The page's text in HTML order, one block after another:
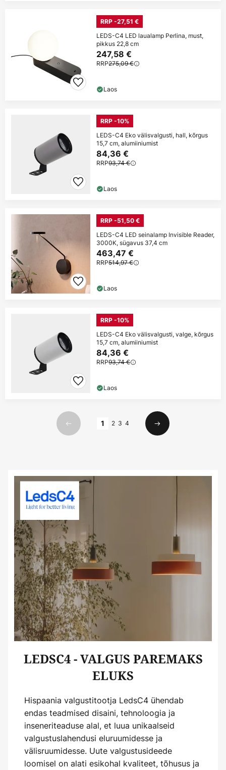
RRP -27,51 €
LEDS-C4 LED laualamp Perlina, must,
pikkus 22,8 cm
247,58 €
RRP275,09 €
Laos
RRP -10%
LEDS-C4 Eko välisvalgusti, hall, kõrgus
15,7 cm, alumiiniumist
84,36 €
RRP93,74 €
Laos
RRP -51,50 €
LEDS-C4 LED seinalamp Invisible Reader,
3000K, sügavus 37,4 cm
463,47 €
RRP514,97 €
Laos
RRP -10%
LEDS-C4 Eko välisvalgusti, valge, kõrgus
15,7 cm, alumiiniumist
84,36 €
RRP93,74 €
Laos
Eelmine
1 2 3 4
Järgmine
LEDSC4 - VALGUS PAREMAKS
ELUKS
Hispaania valgustitootja LedsC4 ühendab
endas teadmised disaini, tehnoloogia ja
inseneriteaduse alal, et luua unikaalseid
valgustuslahendusi eluruumidesse ja
välisruumidesse. Uute valgustusideede
loomisel on alati esikohal kvaliteet, tõhusus ja